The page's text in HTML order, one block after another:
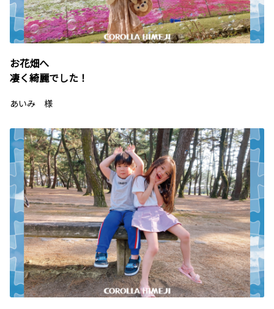
お花畑へ
凄く綺麗でした！
あいみ 様